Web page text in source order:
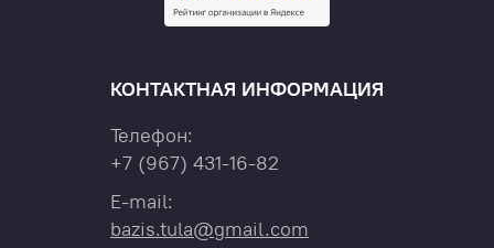
КОНТАКТНАЯ ИНФОРМАЦИЯ
Телефон:
+7 (967) 431-16-82
E-mail:
bazis.tula@gmail.com